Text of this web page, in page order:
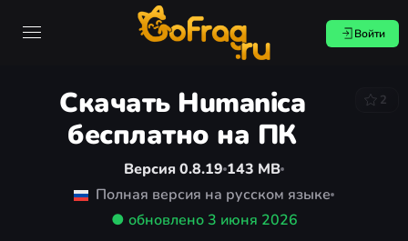
Войти
Скачать Humanica
бесплатно на ПК
2
Версия 0.8.19 143 MB
Полная версия на русском языке
● обновлено3 июня 2026